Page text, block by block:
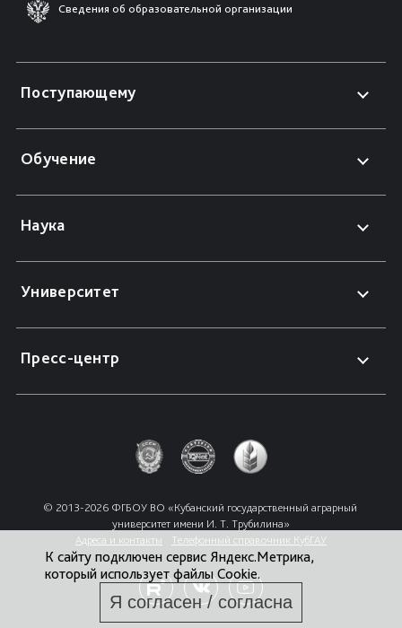
Сведения об образовательной организации
Поступающему
Обучение
Наука
Университет
Пресс-центр
© 2013-2026 ФГБОУ ВО «Кубанский государственный аграрный
университет имени И. Т. Трубилина»
Адреса и контакты
Телефонный справочник КубГАУ
К сайту подключен сервис Яндекс.Метрика,
который использует файлы Cookie.
Я согласен / согласна